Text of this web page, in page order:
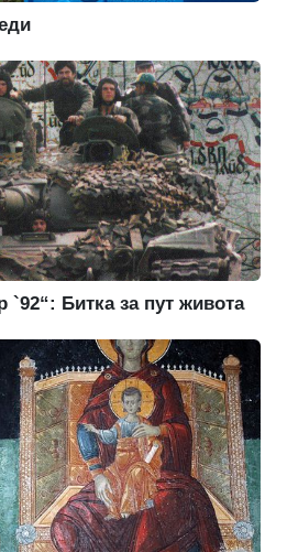
`92“: Битка за пут живота